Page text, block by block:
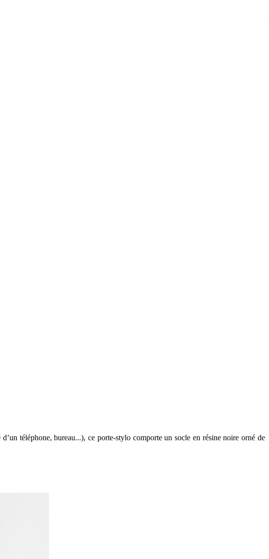
téléphone, bureau...), ce porte-stylo comporte un socle en résine noire orné de